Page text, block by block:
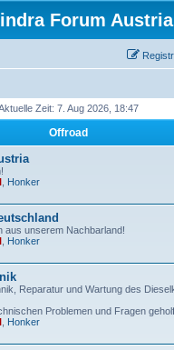
Forum Austria
Zeit: 7. Aug 2026, 18:47
Offroad
Honker
aus unserem Nachbarland!
Honker
Reparatur und Wartung des
Problemen und Fragen
Honker